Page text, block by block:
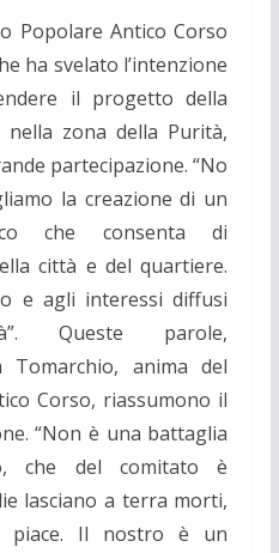
Popolare Antico Corso
ha svelato l’intenzione
il progetto della
zona della Purità,
partecipazione. “No
la creazione di un
che consenta di
città e del quartiere.
e agli interessi diffusi
Queste parole,
Tomarchio, anima del
Corso, riassumono il
. “Non è una battaglia
che del comitato è
lasciano a terra morti,
Il nostro è un